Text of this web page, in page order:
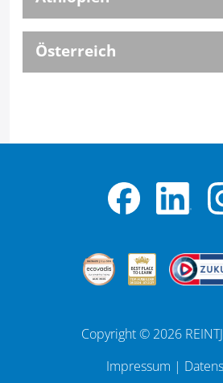
Österreich
Copyright © 2026
Impressum |